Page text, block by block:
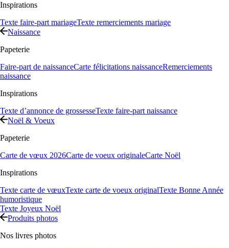
Inspirations
Texte faire-part mariageTexte remerciements mariage
Naissance
Papeterie
Faire-part de naissanceCarte félicitations naissanceRemerciements
naissance
Inspirations
Texte d’annonce de grossesseTexte faire-part naissance
Noël & Voeux
Papeterie
Carte de vœux 2026Carte de voeux originaleCarte Noël
Inspirations
Texte carte de vœuxTexte carte de voeux originalTexte Bonne Année
humoristique
Texte Joyeux Noël
Produits photos
Nos livres photos